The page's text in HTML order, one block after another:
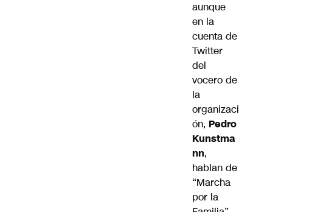
aunque
en la
cuenta de
Twitter
del
vocero de
la
organizaci
ón, Pedro
Kunstma
nn,
hablan de
“Marcha
por la